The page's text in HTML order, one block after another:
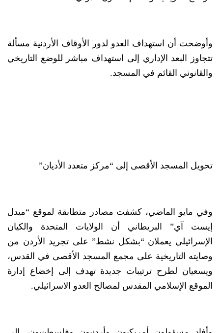
وأوضحت أن استهداف العدو لدور الأوقاف الأردنية مسألة
تتجاوز البعد الإداري إلى استهداف مباشر للوضع التاريخي
والقانوني القائم في المسجد.
تحويل المسجد الأقصى إلى “مركز متعدد الأديان”
وفي مايو الماضي، كشفت مصادر متطابقة لموقع “ميدل
إيست آي” البريطاني أن الولايات المتحدة والكيان
الإسرائيلي يعملان “بشكل نشط” على تجريد الأردن من
وصايته التاريخية على مجمع المسجد الأقصى في القدس،
ويسعيان لطرح ترتيبات جديدة تهدف إلى إخضاع إدارة
الموقع الإسلامي المقدس لمصالح العدو الاسرائيلي.